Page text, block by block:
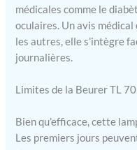
médicales comme le
oculaires. Un avis médical
les autres, elle s’intègre
journalières.
Limites de la Beurer TL 70
Bien qu’efficace, cette
Les premiers jours